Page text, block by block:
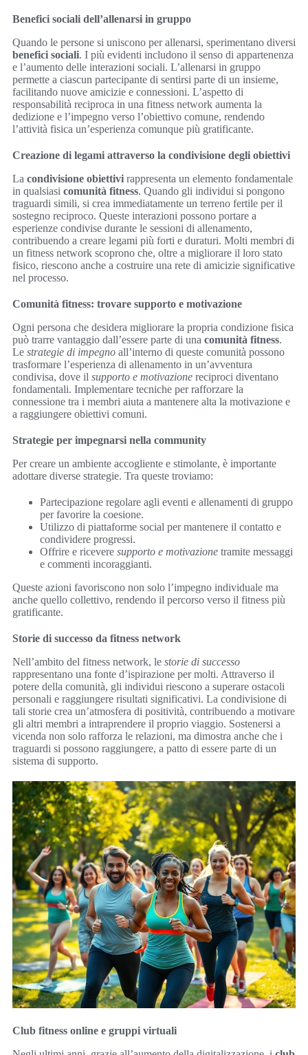
Benefici sociali dell’allenarsi in gruppo
Quando le persone si uniscono per allenarsi, sperimentano diversi
benefici sociali. I più evidenti includono il senso di appartenenza
e l’aumento delle interazioni sociali. L’allenarsi in gruppo
permette a ciascun partecipante di sentirsi parte di un insieme,
facilitando nuove amicizie e connessioni. L’aspetto di
responsabilità reciproca in una fitness network aumenta la
dedizione e l’impegno verso l’obiettivo comune, rendendo
l’attività fisica un’esperienza comunque più gratificante.
Creazione di legami attraverso la condivisione degli obiettivi
La condivisione obiettivi rappresenta un elemento fondamentale
in qualsiasi comunità fitness. Quando gli individui si pongono
traguardi simili, si crea immediatamente un terreno fertile per il
sostegno reciproco. Queste interazioni possono portare a
esperienze condivise durante le sessioni di allenamento,
contribuendo a creare legami più forti e duraturi. Molti membri di
un fitness network scoprono che, oltre a migliorare il loro stato
fisico, riescono anche a costruire una rete di amicizie significative
nel processo.
Comunità fitness: trovare supporto e motivazione
Ogni persona che desidera migliorare la propria condizione fisica
può trarre vantaggio dall’essere parte di una comunità fitness.
Le strategie di impegno all’interno di queste comunità possono
trasformare l’esperienza di allenamento in un’avventura
condivisa, dove il supporto e motivazione reciproci diventano
fondamentali. Implementare tecniche per rafforzare la
connessione tra i membri aiuta a mantenere alta la motivazione e
a raggiungere obiettivi comuni.
Strategie per impegnarsi nella community
Per creare un ambiente accogliente e stimolante, è importante
adottare diverse strategie. Tra queste troviamo:
Partecipazione regolare agli eventi e allenamenti di gruppo
per favorire la coesione.
Utilizzo di piattaforme social per mantenere il contatto e
condividere progressi.
Offrire e ricevere supporto e motivazione tramite messaggi
e commenti incoraggianti.
Queste azioni favoriscono non solo l’impegno individuale ma
anche quello collettivo, rendendo il percorso verso il fitness più
gratificante.
Storie di successo da fitness network
Nell’ambito del fitness network, le storie di successo
rappresentano una fonte d’ispirazione per molti. Attraverso il
potere della comunità, gli individui riescono a superare ostacoli
personali e raggiungere risultati significativi. La condivisione di
tali storie crea un’atmosfera di positività, contribuendo a motivare
gli altri membri a intraprendere il proprio viaggio. Sostenersi a
vicenda non solo rafforza le relazioni, ma dimostra anche che i
traguardi si possono raggiungere, a patto di essere parte di un
sistema di supporto.
Club fitness online e gruppi virtuali